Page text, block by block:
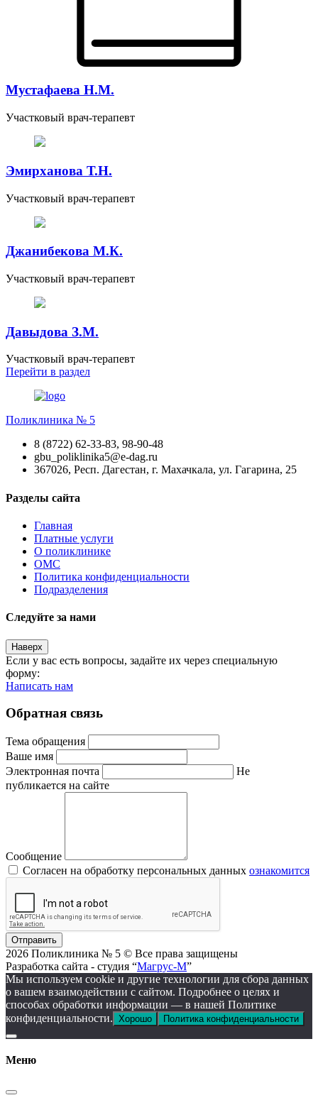
Мустафаева Н.М.
Участковый врач-терапевт
Эмирханова Т.Н.
Участковый врач-терапевт
Джанибекова М.К.
Участковый врач-терапевт
Давыдова З.М.
Участковый врач-терапевт
Перейти в раздел
Поликлиника № 5
8 (8722) 62-33-83, 98-90-48
gbu_poliklinika5@e-dag.ru
367026, Респ. Дагестан, г. Махачкала, ул. Гагарина, 25
Разделы сайта
Главная
Платные услуги
О поликлинике
ОМС
Политика конфиденциальности
Подразделения
Следуйте за нами
Наверх
Если у вас есть вопросы, задайте их через специальную
форму:
Написать нам
Обратная связь
Тема обращения
Ваше имя
Электронная почта
Не
публикается на сайте
Сообщение
Согласен на обработку персональных данных ознакомится
Отправить
2026 Поликлиника № 5 © Все права защищены
Разработка сайта - студия “Магрус-М”
Мы используем cookie и другие технологии для сбора данных
о вашем взаимодействии с сайтом. Подробнее о целях и
способах обработки информации — в нашей Политике
конфиденциальности. Хорошо Политика конфиденциальности
Меню